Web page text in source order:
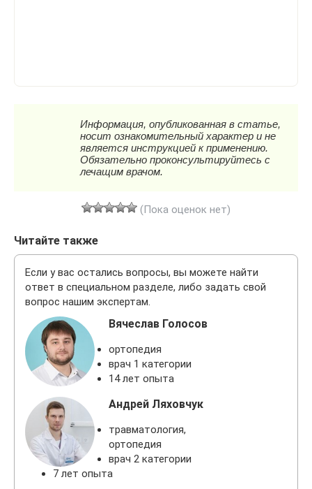
(Пока оценок нет)
Читайте также
Если у вас остались вопросы, вы можете найти
ответ в специальном разделе, либо задать свой
вопрос нашим экспертам.
Вячеслав Голосов
ортопедия
врач 1 категории
14 лет опыта
Андрей Ляховчук
травматология,
ортопедия
врач 2 категории
7 лет опыта